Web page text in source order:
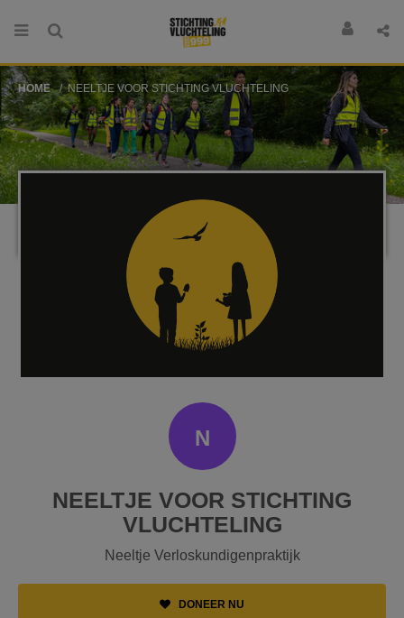
HOME NEELTJE VOOR STICHTING VLUCHTELING
N
NEELTJE VOOR STICHTING
VLUCHTELING
Neeltje Verloskundigenpraktijk
DONEER NU